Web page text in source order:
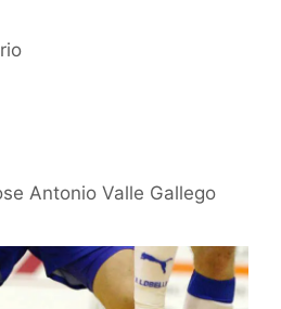
Antonio Valle Gallego